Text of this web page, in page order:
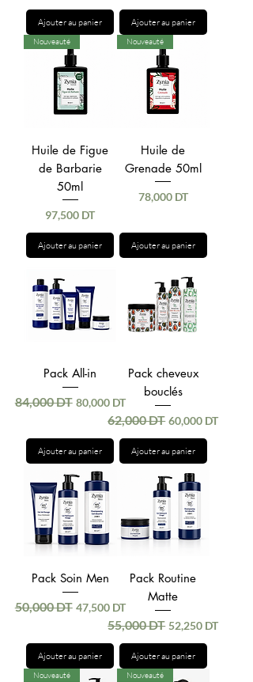
Ajouter au panier Ajouter au panier
Nouveauté
Huile de Figue
de Barbarie
50ml
Prix
97,500 DT
Ajouter au panier
Nouveauté
Huile de
Grenade 50ml
Prix
78,000 DT
Ajouter au panier
Pack All-in
Prix original
84,000 DT Prix promotionnel
80,000 DT
Ajouter au panier
Pack cheveux
bouclés
Prix original
62,000 DT Prix promotionnel
60,000 DT
Ajouter au panier
Pack Soin Men
Prix original
50,000 DT Prix promotionnel
47,500 DT
Ajouter au panier
Pack Routine
Matte
Prix original
55,000 DT Prix promotionnel
52,250 DT
Ajouter au panier
Nouveauté Nouveauté